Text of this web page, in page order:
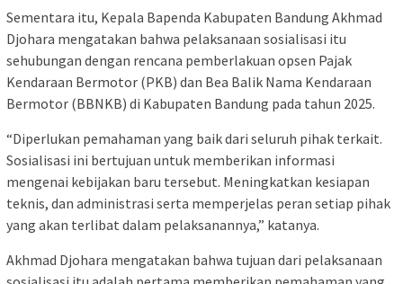
Sementara itu, Kepala Bapenda Kabupaten Bandung Akhmad
Djohara mengatakan bahwa pelaksanaan sosialisasi itu
sehubungan dengan rencana pemberlakuan opsen Pajak
Kendaraan Bermotor (PKB) dan Bea Balik Nama Kendaraan
Bermotor (BBNKB) di Kabupaten Bandung pada tahun 2025.
“Diperlukan pemahaman yang baik dari seluruh pihak terkait.
Sosialisasi ini bertujuan untuk memberikan informasi
mengenai kebijakan baru tersebut. Meningkatkan kesiapan
teknis, dan administrasi serta memperjelas peran setiap pihak
yang akan terlibat dalam pelaksanannya,” katanya.
Akhmad Djohara mengatakan bahwa tujuan dari pelaksanaan